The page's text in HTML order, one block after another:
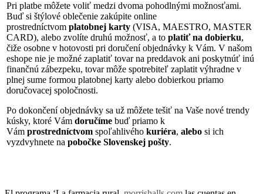
Pri platbe môžete voliť medzi dvoma pohodlnými možnosťami.
Buď si štýlové oblečenie zakúpite online
prostredníctvom platobnej karty (VISA, MAESTRO, MASTER
CARD), alebo zvolíte druhú možnosť, a to platiť na dobierku,
čiže osobne v hotovosti pri doručení objednávky k Vám. V našom
eshope nie je možné zaplatiť tovar na preddavok ani poskytnúť inú
finančnú zábezpeku, tovar môže spotrebiteľ zaplatit výhradne v
plnej sume formou platobnej karty alebo dobierkou priamo
doručovacej spoločnosti.
Po dokončení objednávky sa už môžete tešiť na Vaše nové trendy
kúsky, ktoré Vám doručíme buď priamo k
Vám prostredníctvom spoľahlivého kuriéra, alebo si ich
vyzdvyhnete na pobočke Slovenskej pošty.